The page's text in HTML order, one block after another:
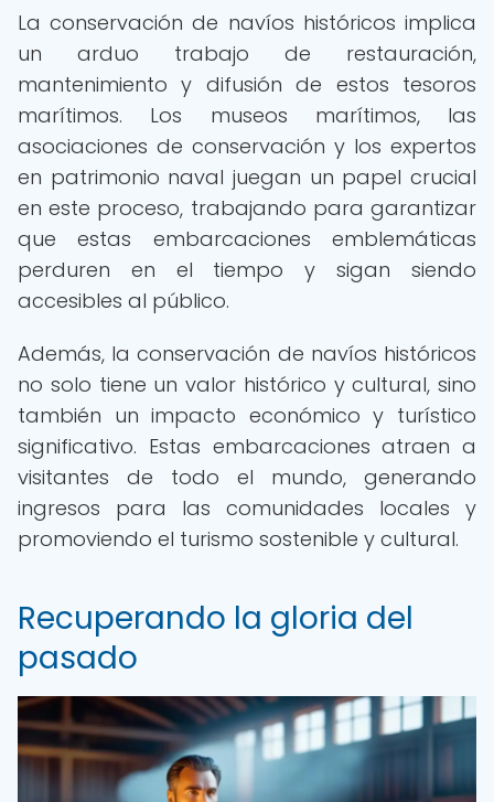
La conservación de navíos históricos implica
un arduo trabajo de restauración,
mantenimiento y difusión de estos tesoros
marítimos. Los museos marítimos, las
asociaciones de conservación y los expertos
en patrimonio naval juegan un papel crucial
en este proceso, trabajando para garantizar
que estas embarcaciones emblemáticas
perduren en el tiempo y sigan siendo
accesibles al público.
Además, la conservación de navíos históricos
no solo tiene un valor histórico y cultural, sino
también un impacto económico y turístico
significativo. Estas embarcaciones atraen a
visitantes de todo el mundo, generando
ingresos para las comunidades locales y
promoviendo el turismo sostenible y cultural.
Recuperando la gloria del
pasado